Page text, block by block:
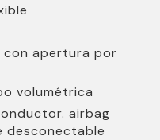
con apertura por
volumétrica
airbag
desconectable